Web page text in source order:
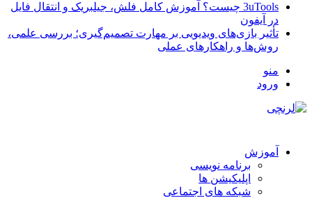
3uTools چیست؟ آموزش کامل فلش، جیلبریک و انتقال فایل
در آیفون
تأثیر بازی‌های ویدیویی بر مهارت تصمیم‌گیری؛ بررسی علمی،
روش‌ها و راهکارهای عملی
منو
ورود
آموزش
برنامه نویسی
اپلیکیشن ها
شبکه های اجتماعی